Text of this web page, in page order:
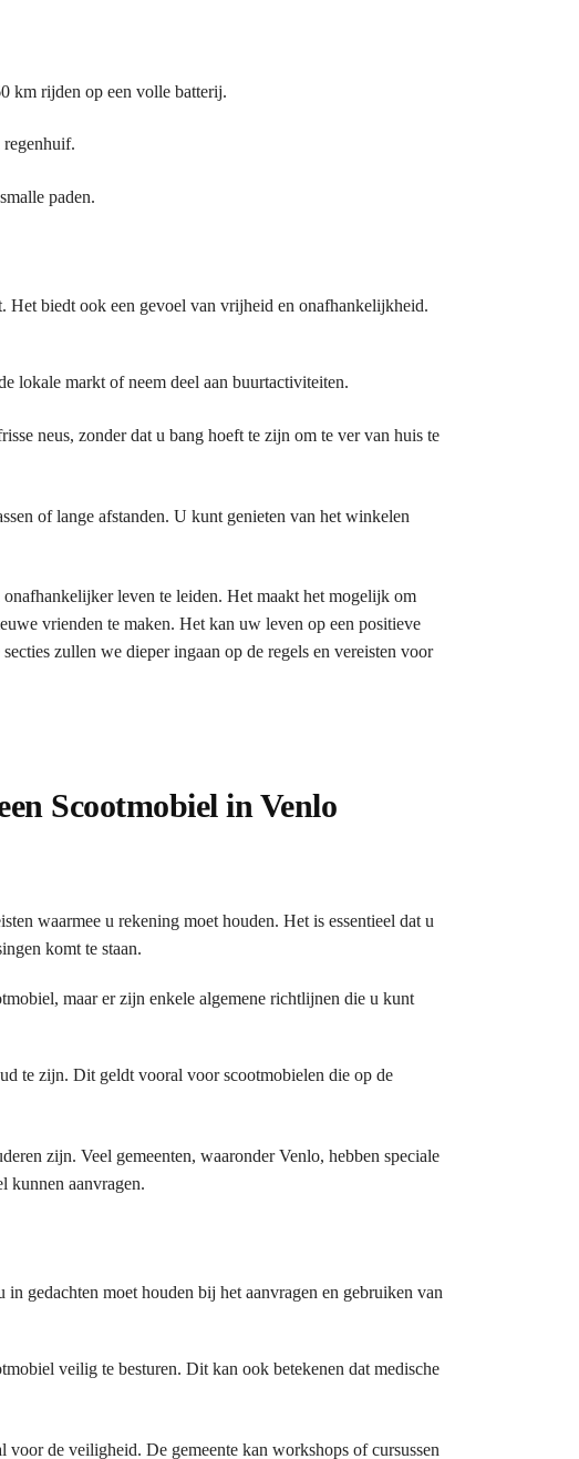
km rijden op een volle batterij.
regenhuif.
paden.
Het biedt ook een gevoel van vrijheid en onafhankelijkheid.
lokale markt of neem deel aan buurtactiviteiten.
neus, zonder dat u bang hoeft te zijn om te ver van huis te
of lange afstanden. U kunt genieten van het winkelen
leven te leiden. Het maakt het mogelijk om
vrienden te maken. Het kan uw leven op een positieve
zullen we dieper ingaan op de regels en vereisten voor
Scootmobiel in Venlo
waarmee u rekening moet houden. Het is essentieel dat u
komt te staan.
maar er zijn enkele algemene richtlijnen die u kunt
te zijn. Dit geldt vooral voor scootmobielen die op de
zijn. Veel gemeenten, waaronder Venlo, hebben speciale
kunnen aanvragen.
gedachten moet houden bij het aanvragen en gebruiken van
veilig te besturen. Dit kan ook betekenen dat medische
voor de veiligheid. De gemeente kan workshops of cursussen